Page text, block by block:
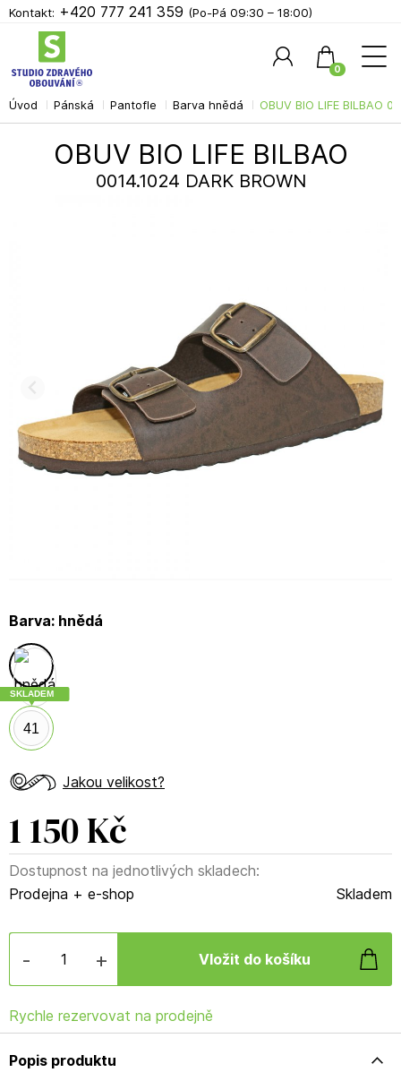
Úvod Pánská Pantofle Barva hnědá OBUV BIO LIFE BILBAO
OBUV BIO LIFE BILBAO
0014.1024 DARK BROWN
Barva: hnědá
41
SKLADEM
Jakou velikost?
1 150 Kč
Dostupnost na jednotlivých skladech:
Prodejna + e-shop
Skladem
- +
Rychle rezervovat na prodejně
Popis produktu
Kontakt: +420 777 241 359 (Po-Pá 09:30 – 18:00)
0